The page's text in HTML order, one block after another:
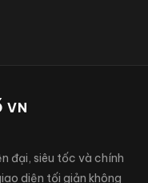
VN
đại, siêu tốc và chính
diện tối giản không